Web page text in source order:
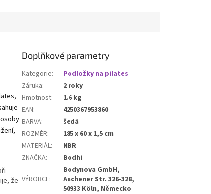
že
Doplňkové parametry
Kategorie:
Podložky na pilates
Záruka:
2 roky
Hmotnost:
1.6 kg
EAN:
4250367953860
BARVA:
šedá
ROZMĚR:
185 x 60 x 1,5 cm
MATERIÁL:
NBR
ZNAČKA: Bodhi
VÝROBCE:
Bodynova GmbH,
Aachener Str. 326-328,
50933 Köln, Německo